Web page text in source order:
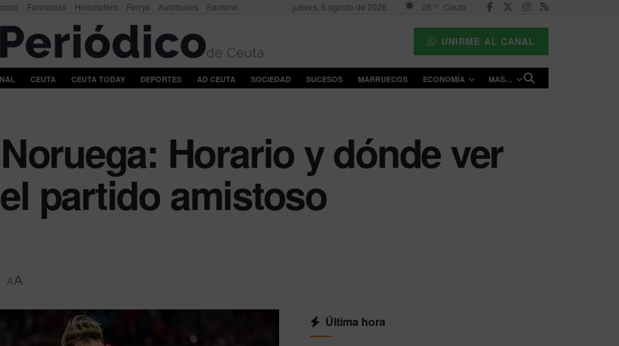
Farmacias Helicóptero Ferrys Autobuses Santoral jueves, 6 agosto de 2026 26 °C Ceuta
UNIRME AL CANAL
CEUTA CEUTA TODAY DEPORTES AD CEUTA SOCIEDAD SUCESOS MARRUECOS ECONOMÍA MAS…
Horario y dónde ver
partido amistoso
AA
Última hora